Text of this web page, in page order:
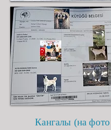
Кангалы (на